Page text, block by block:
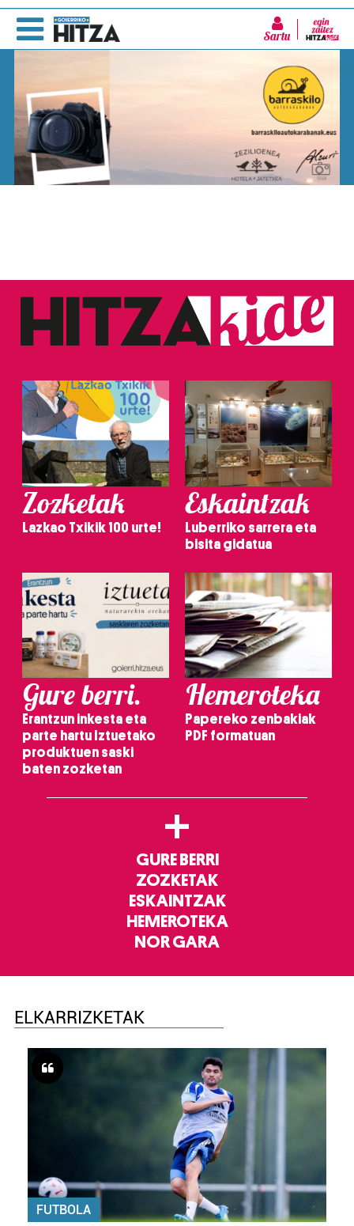
Sartu
Zozketak
Lazkao Txikik 100 urte!
Eskaintzak
Luberriko sarrera eta
bisita gidatua
Gure berri.
Erantzun inkesta eta
parte hartu Iztuetako
produktuen saski
baten zozketan
Hemeroteka
Papereko zenbakiak
PDF formatuan
+
GURE BERRI
ZOZKETAK
ESKAINTZAK
HEMEROTEKA
NOR GARA
ELKARRIZKETAK
FUTBOLA